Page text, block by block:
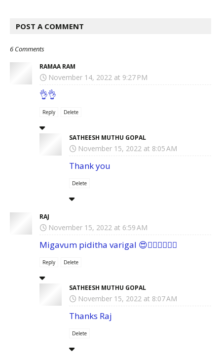
POST A COMMENT
6 Comments
RAMAA RAM
November 14, 2022 at 9:27 PM
👌👌
Reply Delete
SATHEESH MUTHU GOPAL
November 15, 2022 at 8:05 AM
Thank you
Delete
RAJ
November 15, 2022 at 6:59 AM
Migavum piditha varigal 😍👌🏽👌🏽👌🏽
Reply Delete
SATHEESH MUTHU GOPAL
November 15, 2022 at 8:07 AM
Thanks Raj
Delete